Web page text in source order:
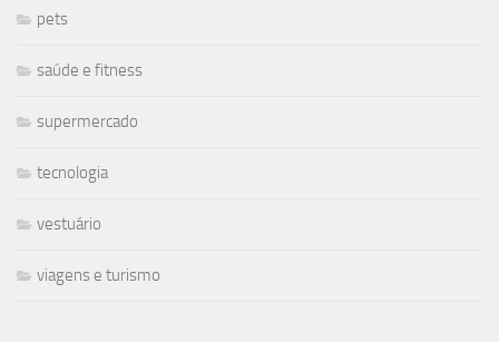
pets
saúde e fitness
supermercado
tecnologia
vestuário
viagens e turismo